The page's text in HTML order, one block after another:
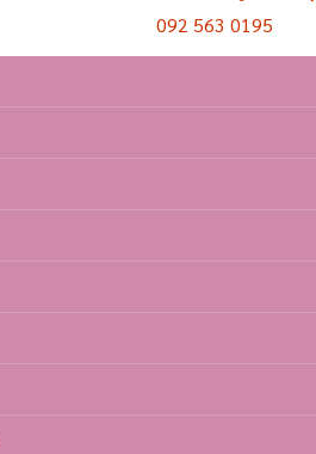
092 563 0195